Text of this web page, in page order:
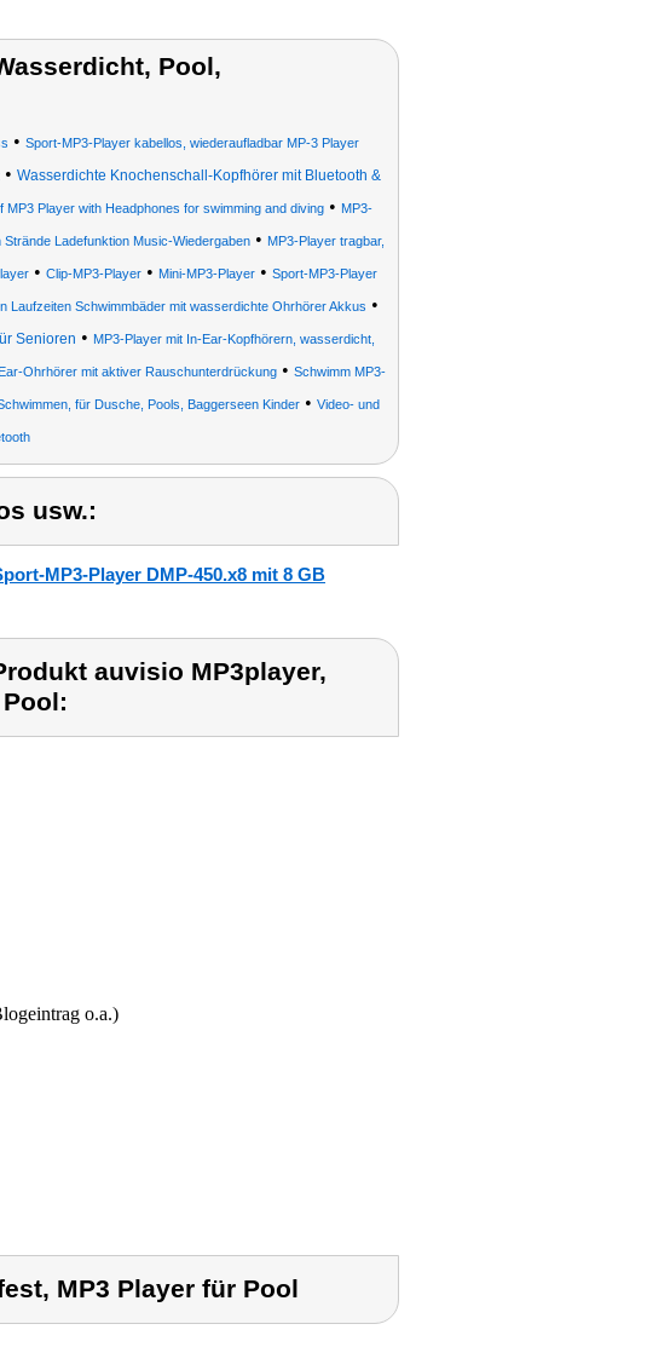
Pool,
• Sport-MP3-Player kabellos, wiederaufladbar MP-3 Player
• Wasserdichte Knochenschall-Kopfhörer mit Bluetooth &
MP3 Player with Headphones for swimming and diving • MP3-
Strände Ladefunktion Music-Wiedergaben• MP3-Player tragbar,
• Clip-MP3-Player • Mini-MP3-Player • Sport-MP3-Player
Laufzeiten Schwimmbäder mit wasserdichte Ohrhörer Akkus •
Senioren • MP3-Player mit In-Ear-Kopfhörern, wasserdicht,
Ohrhörer mit aktiver Rauschunterdrückung• Schwimm MP3-
für Dusche, Pools, Baggerseen Kinder • Video- und
usw.:
MP3-Player DMP-450.x8 mit 8 GB
auvisio MP3player,
o.a.)
MP3 Player für Pool